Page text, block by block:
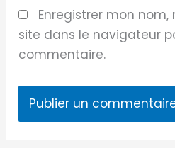
Enregistrer mon
site dans le navigateur
commentaire.